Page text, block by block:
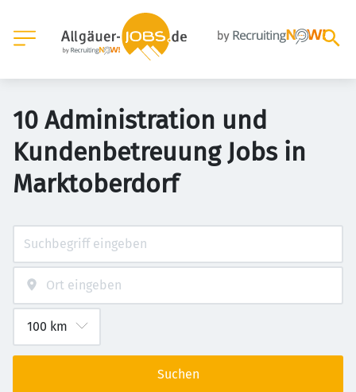
10 Administration und
Kundenbetreuung Jobs in
Marktoberdorf
Suchen